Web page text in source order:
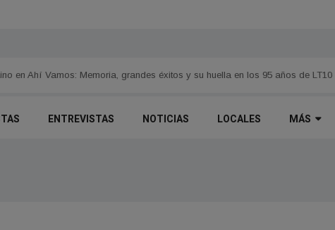
en Ahí Vamos: Memoria, grandes éxitos y su huella en los 95 años de LT10
ENTREVISTAS NOTICIAS LOCALES MÁS